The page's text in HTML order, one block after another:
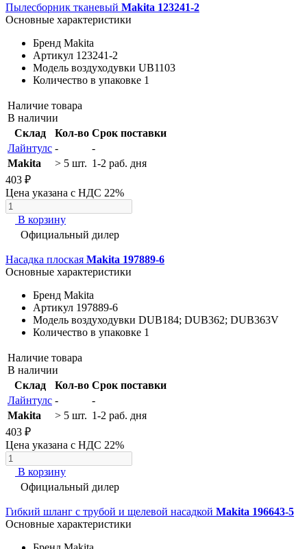
Пылесборник тканевый Makita 123241-2
Основные характеристики
Бренд Makita
Артикул 123241-2
Модель воздуходувки UB1103
Количество в упаковке 1
Наличие товара
В наличии
Склад
Кол-во Срок поставки
Лайнтулс -
-
Makita
> 5 шт. 1-2 раб. дня
403 ₽
Цена указана с НДС 22%
В корзину
Официальный дилер
Насадка плоская Makita 197889-6
Основные характеристики
Бренд Makita
Артикул 197889-6
Модель воздуходувки DUB184; DUB362; DUB363V
Количество в упаковке 1
Наличие товара
В наличии
Склад
Кол-во Срок поставки
Лайнтулс -
-
Makita
> 5 шт. 1-2 раб. дня
403 ₽
Цена указана с НДС 22%
В корзину
Официальный дилер
Гибкий шланг с трубой и щелевой насадкой Makita 196643-5
Основные характеристики